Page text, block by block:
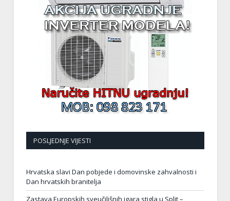
POSLJEDNJE VIJESTI
Hrvatska slavi Dan pobjede i domovinske zahvalnosti i
Dan hrvatskih branitelja
Zastava Europskih sveučilišnih igara stigla u Split –